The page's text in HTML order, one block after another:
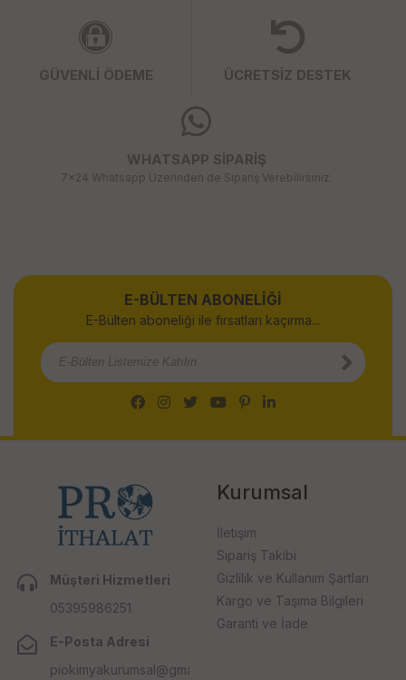
GÜVENLİ ÖDEME ÜCRETSİZ DESTEK
WHATSAPP SİPARİŞ
7x24 Whatsapp Üzerinden de Sipariş Verebilirsiniz.
E-BÜLTEN ABONELİĞİ
E-Bülten aboneliği ile fırsatları kaçırma...
Müşteri Hizmetleri
05395986251
E-Posta Adresi
piokimyakurumsal@gmail.com
Kurumsal
İletişim
Sipariş Takibi
Gizlilik ve Kullanım Şartları
Kargo ve Taşıma Bilgileri
Garanti ve İade